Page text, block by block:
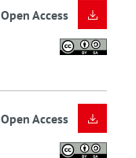
Open Access
Open Access